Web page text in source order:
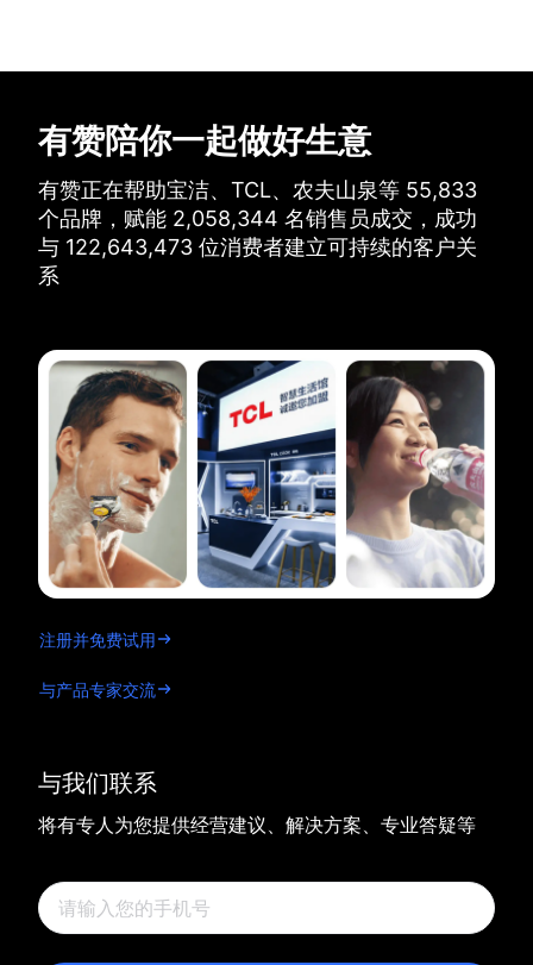
有赞陪你一起做好生意
有赞正在帮助宝洁、TCL、农夫山泉等 55,833
个品牌， 赋能 2,058,344 名销售员成交， 成功
与 122,643,473 位消费者建立可持续的客户关
系
与我们联系
将有专人为您提供经营建议、解决方案、专业答疑等
注册并免费试用
与产品专家交流